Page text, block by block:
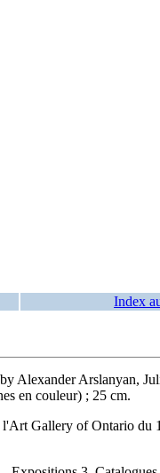
Index
Alexander Arslanyan,
en couleur) ; 25 cm.
Gallery of Ontario